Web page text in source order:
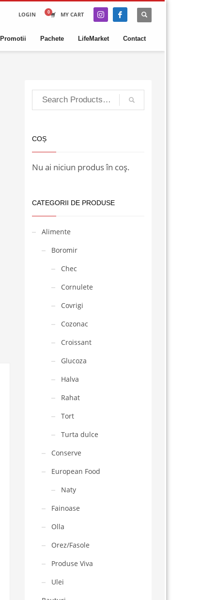
LOGIN MY CART
Promotii Pachete LifeMarket Contact
COȘ
Nu ai niciun produs în coș.
CATEGORII DE PRODUSE
Alimente
Boromir
Chec
Cornulete
Covrigi
Cozonac
Croissant
Glucoza
Halva
Rahat
Tort
Turta dulce
Conserve
European Food
Naty
Fainoase
Olla
Orez/Fasole
Produse Viva
Ulei